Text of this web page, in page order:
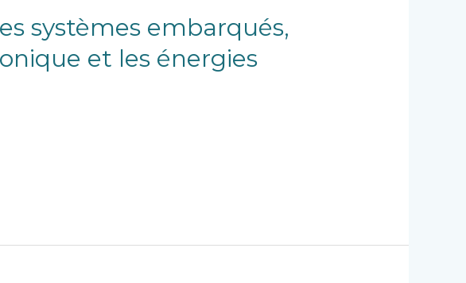
systèmes embarqués,
et les énergies